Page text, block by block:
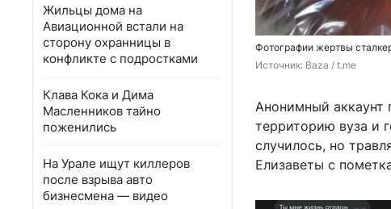
Жильцы дома на
Авиационной встали на
сторону охранницы в
конфликте с подростками
Клава Кока и Дима
Масленников тайно
поженились
На Урале ищут киллеров
после взрыва авто
бизнесмена — видео
Фотографии жертвы
Источник: Baza / t.me
Анонимный аккаунт
территорию вуза и
случилось, но
Елизаветы с